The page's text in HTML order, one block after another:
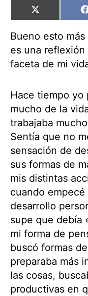
Compartir
en
X
(Twitter)
Bueno esto
es una
faceta de mi
Hace tiempo yo
mucho de la
trabajaba
Sentía que no
sensación de
sus formas de
mis distintas
cuando
desarrollo
supe que debía
mi forma de
buscó formas
preparaba más
las cosas,
productivas en